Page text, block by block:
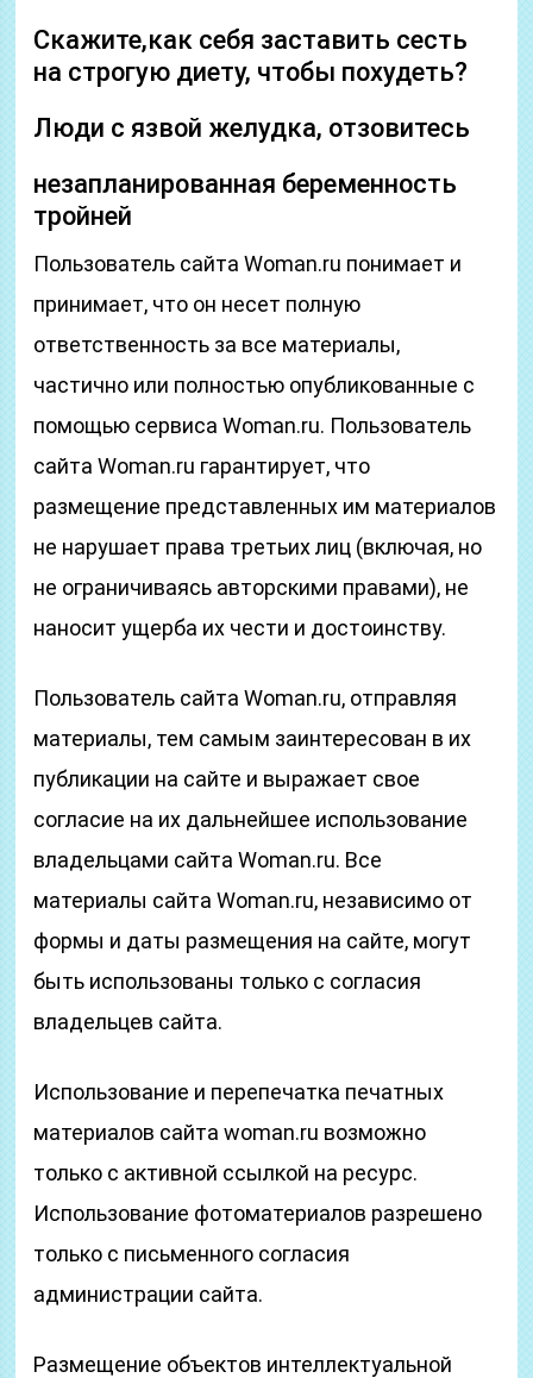
Скажите,как себя заставить сесть
на строгую диету, чтобы похудеть?
Люди с язвой желудка, отзовитесь
незапланированная беременность
тройней
Пользователь сайта Woman.ru понимает и
принимает, что он несет полную
ответственность за все материалы,
частично или полностью опубликованные с
помощью сервиса Woman.ru. Пользователь
сайта Woman.ru гарантирует, что
размещение представленных им материалов
не нарушает права третьих лиц (включая, но
не ограничиваясь авторскими правами), не
наносит ущерба их чести и достоинству.
Пользователь сайта Woman.ru, отправляя
материалы, тем самым заинтересован в их
публикации на сайте и выражает свое
согласие на их дальнейшее использование
владельцами сайта Woman.ru. Все
материалы сайта Woman.ru, независимо от
формы и даты размещения на сайте, могут
быть использованы только с согласия
владельцев сайта.
Использование и перепечатка печатных
материалов сайта woman.ru возможно
только с активной ссылкой на ресурс.
Использование фотоматериалов разрешено
только с письменного согласия
администрации сайта.
Размещение объектов интеллектуальной